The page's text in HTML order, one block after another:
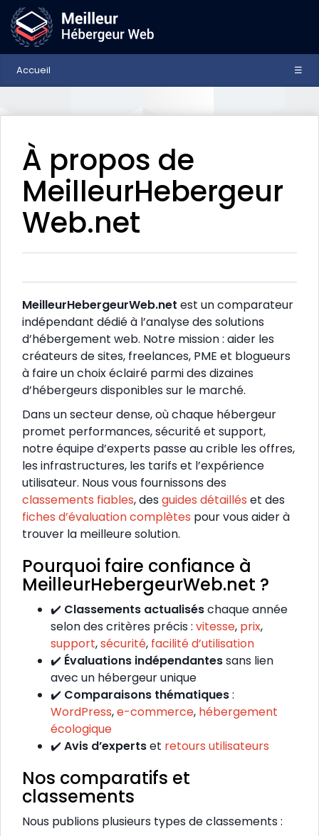
Accueil ☰
À propos de
MeilleurHebergeur
Web.net
MeilleurHebergeurWeb.net est un comparateur
indépendant dédié à l’analyse des solutions
d’hébergement web. Notre mission : aider les
créateurs de sites, freelances, PME et blogueurs
à faire un choix éclairé parmi des dizaines
d’hébergeurs disponibles sur le marché.
Dans un secteur dense, où chaque hébergeur
promet performances, sécurité et support,
notre équipe d’experts passe au crible les offres,
les infrastructures, les tarifs et l’expérience
utilisateur. Nous vous fournissons des
classements fiables, desguides détaillés et des
fiches d’évaluation complètes pour vous aider à
trouver la meilleure solution.
Pourquoi faire confiance à
MeilleurHebergeurWeb.net ?
✔️ Classements actualiséschaque année
selon des critères précis : vitesse, prix,
support,sécurité, facilité d’utilisation
✔️ Évaluations indépendantessans lien
avec un hébergeur unique
✔️ Comparaisons thématiques:
WordPress,e-commerce, hébergement
écologique
✔️ Avis d’expertset retours utilisateurs
Nos comparatifs et
classements
Nous publions plusieurs types de classements :